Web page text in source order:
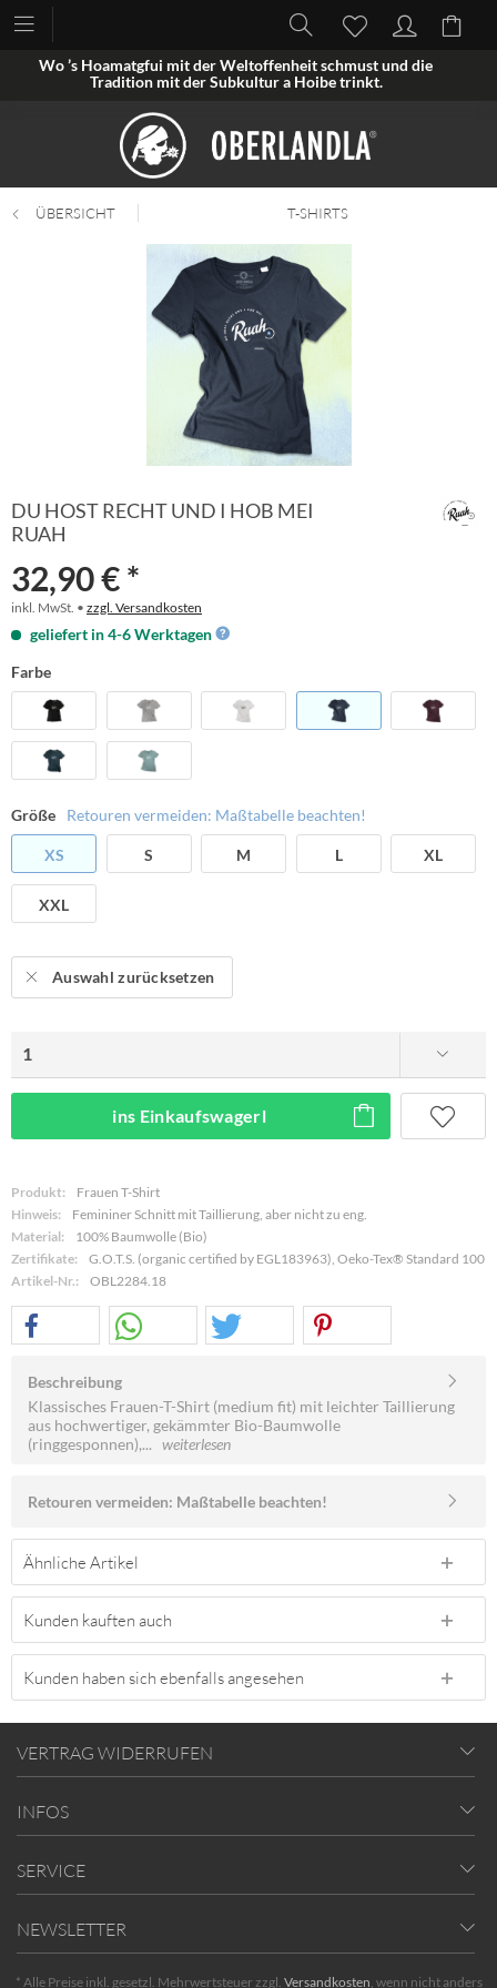
Wo ’s Hoamatgfui mit der Weltoffenheit schmust und die
Tradition mit der Subkultur a Hoibe trinkt.
ÜBERSICHT T-SHIRTS
DU HOST RECHT UND I HOB MEI
RUAH
32,90 € *
inkl. MwSt. • zzgl. Versandkosten
geliefert in 4-6 Werktagen
Farbe
Größe Retouren vermeiden: Maßtabelle beachten!
XS S M L XL
XXL
Auswahl zurücksetzen
ins Einkaufswagerl
Produkt:
Frauen T-Shirt
Hinweis:
Femininer Schnitt mit Taillierung, aber nicht zu eng.
Material:
100% Baumwolle (Bio)
Zertifikate:
G.O.T.S. (organic certified by EGL183963), Oeko-Tex® Standard 100
Artikel-Nr.:
OBL2284.18
Beschreibung
Klassisches Frauen-T-Shirt (medium fit) mit leichter Taillierung
aus hochwertiger, gekämmter Bio-Baumwolle
(ringgesponnen),... weiterlesen
Retouren vermeiden: Maßtabelle beachten!
Ähnliche Artikel
Kunden kauften auch
Kunden haben sich ebenfalls angesehen
VERTRAG WIDERRUFEN
INFOS
SERVICE
NEWSLETTER
* Alle Preise inkl. gesetzl. Mehrwertsteuer zzgl. Versandkosten, wenn nicht anders